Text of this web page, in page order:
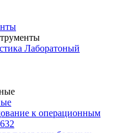
Лаборатоный
к операционным